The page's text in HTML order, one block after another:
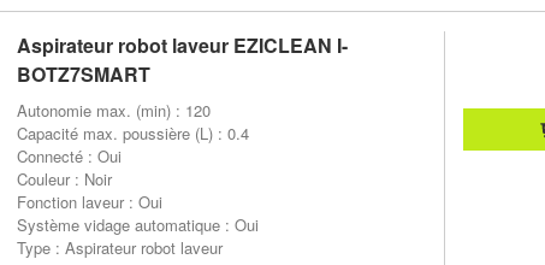
Aspirateur robot laveur EZICLEAN I-
BOTZ7SMART
Autonomie max. (min) : 120
Capacité max. poussière (L) : 0.4
Connecté : Oui
Couleur : Noir
Fonction laveur : Oui
Système vidage automatique : Oui
Type : Aspirateur robot laveur